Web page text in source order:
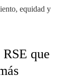
equidad y
que